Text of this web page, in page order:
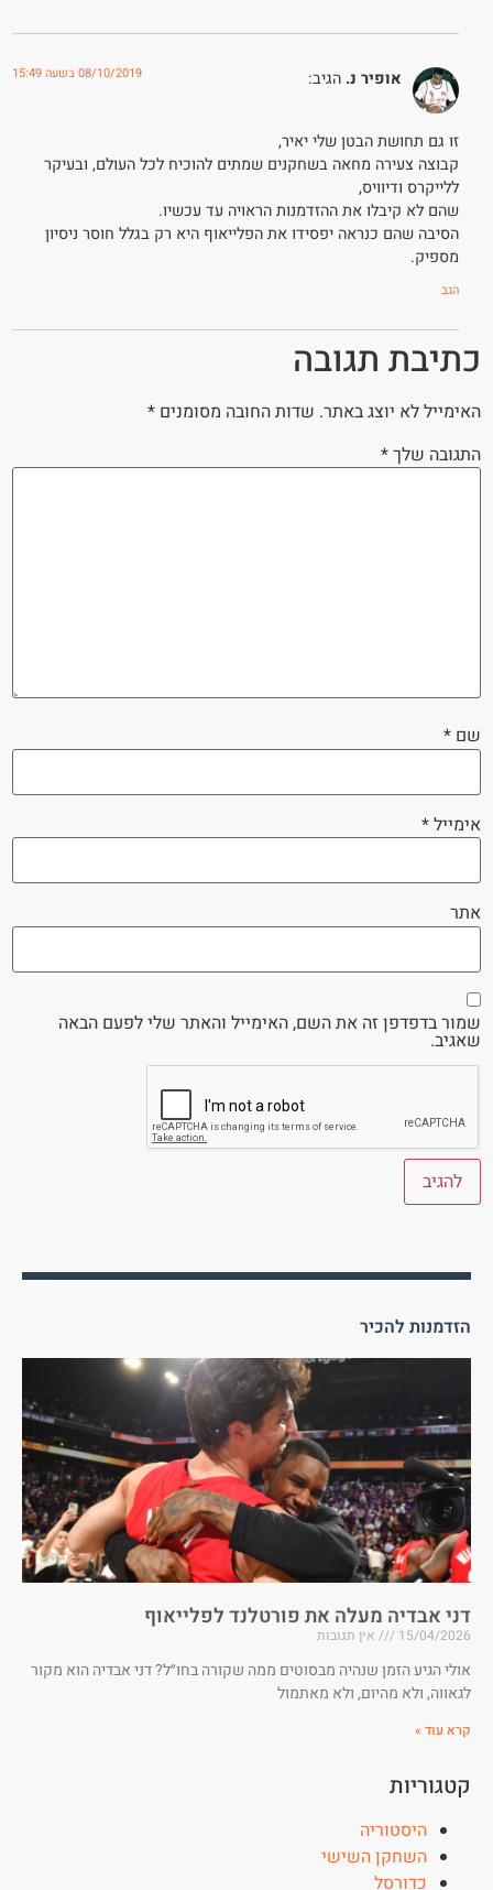
אופיר נ. הגיב: 08/10/2019 בשעה 15:49
זו גם תחושת הבטן שלי יאיר,
קבוצה צעירה מחאה בשחקנים שמתים להוכיח לכל העולם, ובעיקר
ללייקרס ודיוויס,
שהם לא קיבלו את ההזדמנות הראויה עד עכשיו.
הסיבה שהם כנראה יפסידו את הפלייאוף היא רק בגלל חוסר ניסיון
מספיק.
הגב
כתיבת תגובה
האימייל לא יוצג באתר. שדות החובה מסומנים *
התגובה שלך*
שם *
אימייל*
אתר
שמור בדפדפן זה את השם, האימייל והאתר שלי לפעם הבאה
שאגיב.
הזדמנות להכיר
דני אבדיה מעלה את פורטלנד לפלייאוף
15/04/2026 אין תגובות
אולי הגיע הזמן שנהיה מבסוטים ממה שקורה בחו״ל? דני אבדיה הוא מקור
לגאווה, ולא מהיום, ולא מאתמול
קרא עוד »
קטגוריות
היסטוריה
השחקן השישי
כדורסל